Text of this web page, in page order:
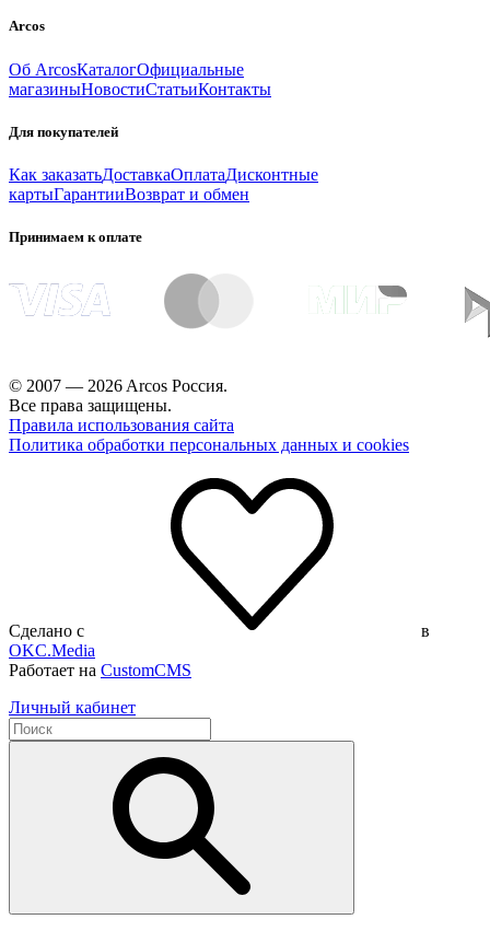
Arcos
Об ArcosКаталогОфициальные
магазиныНовостиСтатьиКонтакты
Для покупателей
Как заказатьДоставкаОплатаДисконтные
картыГарантииВозврат и обмен
Принимаем к оплате
© 2007 — 2026 Arcos Россия.
Все права защищены.
Правила использования сайта
Политика обработки персональных данных и cookies
Сделано с
в
OKC.Media
Работает на CustomCMS
Личный кабинет